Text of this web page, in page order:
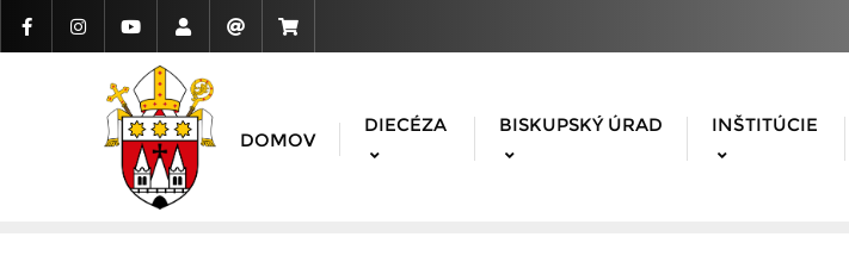
DOMOV
DIECÉZA BISKUPSKÝ ÚRAD INŠTITÚCIE